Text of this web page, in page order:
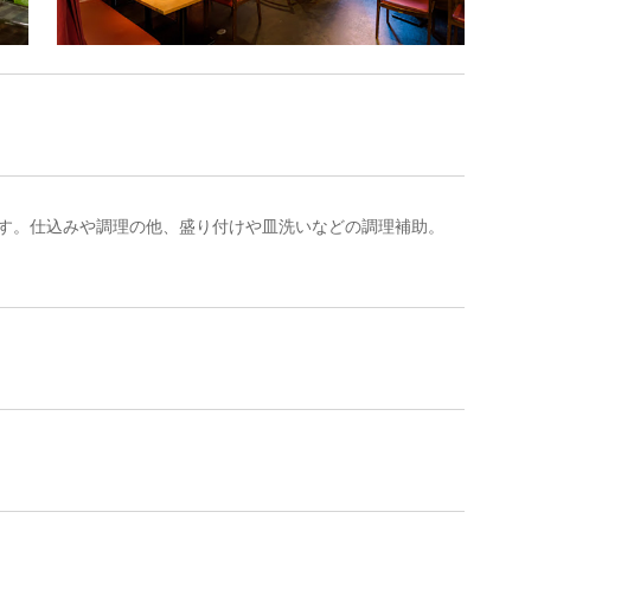
仕込みや調理の他、盛り付けや皿洗いなどの調理補助。